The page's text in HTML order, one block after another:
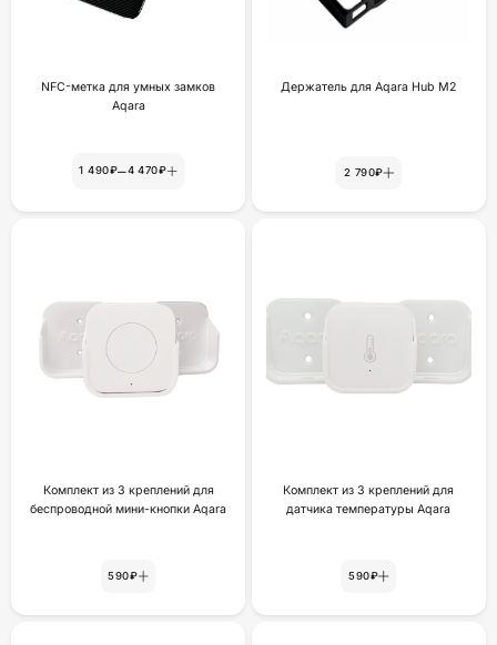
NFC-метка для умных замков
Aqara
1 490₽–4 470₽
Держатель для Aqara Hub M2
2 790₽
Комплект из 3 креплений для
беспроводной мини-кнопки Aqara
590₽
Комплект из 3 креплений для
датчика температуры Aqara
590₽